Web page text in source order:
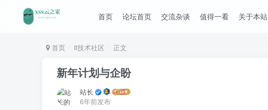
首页 论坛首页 交流杂谈 值得一看 关于本站
首页 it技术社区 正文
新年计划与企盼
站长
6年前发布